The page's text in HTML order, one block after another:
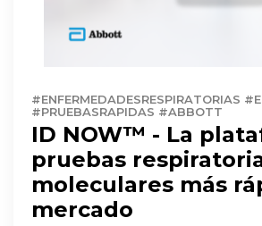
#ENFERMEDADESRESPIRATORIAS
#PRUEBASRAPIDAS #ABBOTT
ID NOW™ - La
pruebas
moleculares más
mercado